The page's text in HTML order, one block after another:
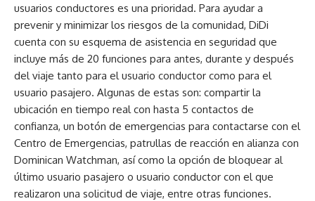
usuarios conductores es una prioridad. Para ayudar a
prevenir y minimizar los riesgos de la comunidad, DiDi
cuenta con su esquema de asistencia en seguridad que
incluye más de 20 funciones para antes, durante y después
del viaje tanto para el usuario conductor como para el
usuario pasajero. Algunas de estas son: compartir la
ubicación en tiempo real con hasta 5 contactos de
confianza, un botón de emergencias para contactarse con el
Centro de Emergencias, patrullas de reacción en alianza con
Dominican Watchman, así como la opción de bloquear al
último usuario pasajero o usuario conductor con el que
realizaron una solicitud de viaje, entre otras funciones.